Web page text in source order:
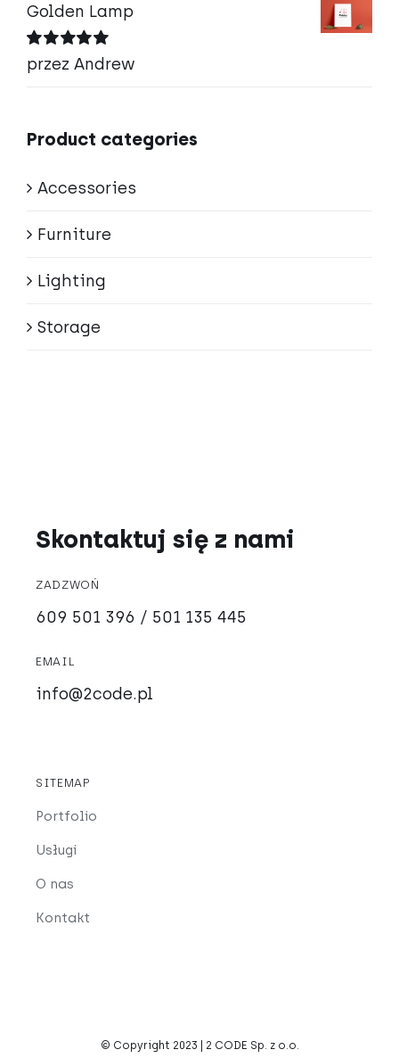
Golden Lamp
Oceniono5
na 5
przez Andrew
Product categories
Accessories
Furniture
Lighting
Storage
Skontaktuj się z nami
ZADZWOŃ
609 501 396 / 501 135 445
EMAIL
info@2code.pl
SITEMAP
Portfolio
Usługi
O nas
Kontakt
© Copyright 2023 | 2 CODE Sp. z o.o.